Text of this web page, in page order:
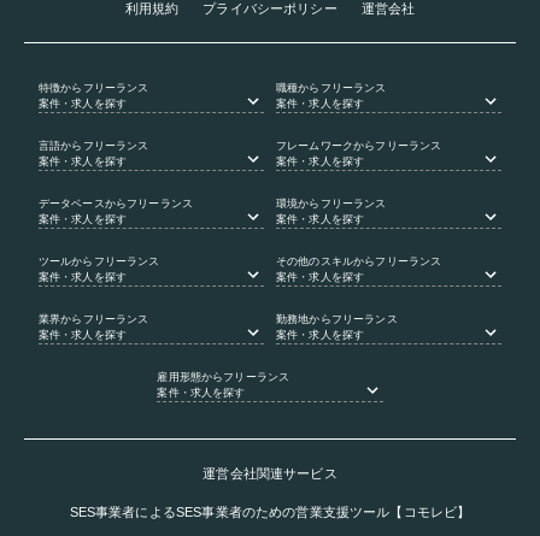
利用規約 プライバシーポリシー 運営会社
特徴からフリーランス
案件・求人を探す
職種からフリーランス
案件・求人を探す
言語からフリーランス
案件・求人を探す
フレームワークからフリーランス
案件・求人を探す
データベース からフリーランス
案件・求人を探す
環境からフリーランス
案件・求人を探す
ツールからフリーランス
案件・求人を探す
その他のスキルからフリーランス
案件・求人を探す
業界からフリーランス
案件・求人を探す
勤務地からフリーランス
案件・求人を探す
雇用形態からフリーランス
案件・求人を探す
運営会社関連サービス
SES事業者によるSES事業者のための営業支援ツール【コモレビ】